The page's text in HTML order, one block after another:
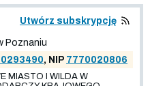
Utwórz subskrypcję
Poznaniu
, NIP 7770020806
MIASTO I WILDA W